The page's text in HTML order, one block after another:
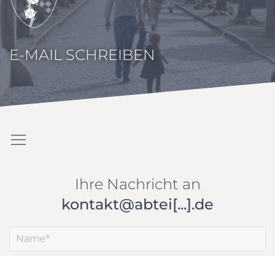
E-MAIL SCHREIBEN
Ihre Nachricht an
kontakt@abtei[...].de